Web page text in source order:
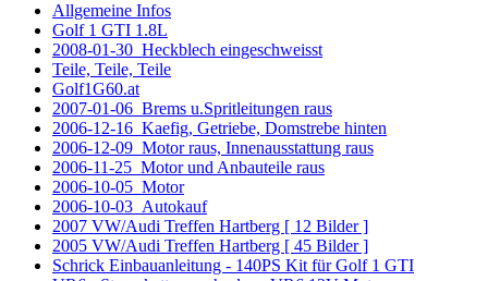
Allgemeine Infos
Golf 1 GTI 1.8L
2008-01-30_Heckblech eingeschweisst
Teile, Teile, Teile
Golf1G60.at
2007-01-06_Brems u.Spritleitungen raus
2006-12-16_Kaefig, Getriebe, Domstrebe hinten
2006-12-09_Motor raus, Innenausstattung raus
2006-11-25_Motor und Anbauteile raus
2006-10-05_Motor
2006-10-03_Autokauf
2007 VW/Audi Treffen Hartberg [ 12 Bilder ]
2005 VW/Audi Treffen Hartberg [ 45 Bilder ]
Schrick Einbauanleitung - 140PS Kit für Golf 1 GTI